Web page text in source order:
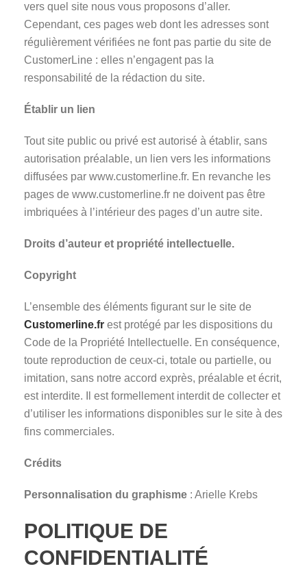
vers quel site nous vous proposons d’aller.
Cependant, ces pages web dont les adresses sont
régulièrement vérifiées ne font pas partie du site de
CustomerLine : elles n’engagent pas la
responsabilité de la rédaction du site.
Établir un lien
Tout site public ou privé est autorisé à établir, sans
autorisation préalable, un lien vers les informations
diffusées par www.customerline.fr. En revanche les
pages de www.customerline.fr ne doivent pas être
imbriquées à l’intérieur des pages d’un autre site.
Droits d’auteur et propriété intellectuelle.
Copyright
L’ensemble des éléments figurant sur le site de
Customerline.fr est protégé par les dispositions du
Code de la Propriété Intellectuelle. En conséquence,
toute reproduction de ceux-ci, totale ou partielle, ou
imitation, sans notre accord exprès, préalable et écrit,
est interdite. Il est formellement interdit de collecter et
d’utiliser les informations disponibles sur le site à des
fins commerciales.
Crédits
Personnalisation du graphisme : Arielle Krebs
POLITIQUE DE
CONFIDENTIALITÉ